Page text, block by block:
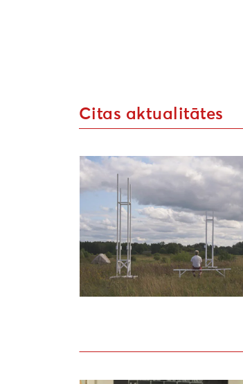
Citas aktualitātes